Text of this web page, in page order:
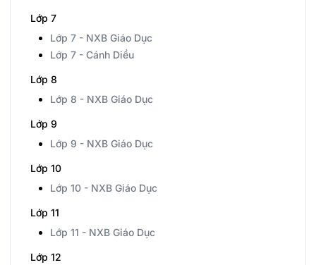
Lớp 7
Lớp 7 - NXB Giáo Dục
Lớp 7 - Cánh Diều
Lớp 8
Lớp 8 - NXB Giáo Dục
Lớp 9
Lớp 9 - NXB Giáo Dục
Lớp 10
Lớp 10 - NXB Giáo Dục
Lớp 11
Lớp 11 - NXB Giáo Dục
Lớp 12